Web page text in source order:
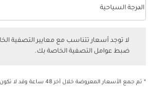
فئة المقصورة option الدرجة السياحية Selected
الدرجة السياحية
keyboard_arrow_down
لا توجد أسعار تتناسب مع معايير التصفية
ضبط عوامل التصفية الخاصة بك.
* تم جمع الأسعار المعروضة خلال آخر 48 ساعة وقد لا تكون متاحة وقت الحجز.